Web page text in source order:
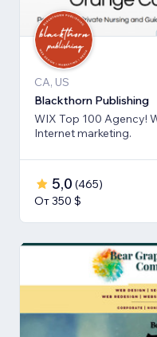
CA, US
Blackthorn Publishing
WIX Top 100 Agency!
Internet marketing.
5,0 (465)
От 350 $